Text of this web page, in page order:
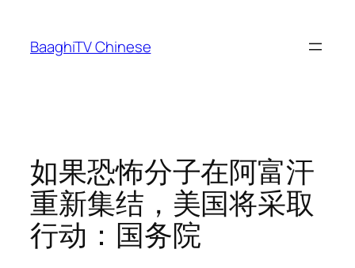
content
BaaghiTV Chinese
如果恐怖分子在阿富汗
重新集结，美国将采取
行动：国务院